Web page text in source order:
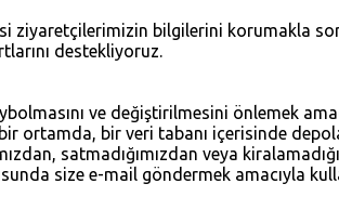
ziyaretçilerimizin bilgilerini korumakla
destekliyoruz.
ve değiştirilmesini önlemek
ortamda, bir veri tabanı içerisinde
satmadığımızdan veya
size e-mail göndermek amacıyla